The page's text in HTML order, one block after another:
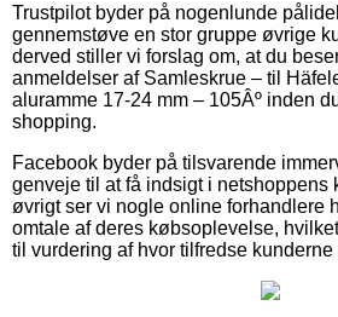
Trustpilot byder på nogenlunde
gennemstøve en stor gruppe øvrige
derved stiller vi forslag om, at du
anmeldelser af Samleskrue – til
aluramme 17-24 mm – 105Âº inden
shopping.
Facebook byder på tilsvarende
genveje til at få indsigt i netshoppens
øvrigt ser vi nogle online forhandlere
omtale af deres købsoplevelse,
til vurdering af hvor tilfredse kunderne